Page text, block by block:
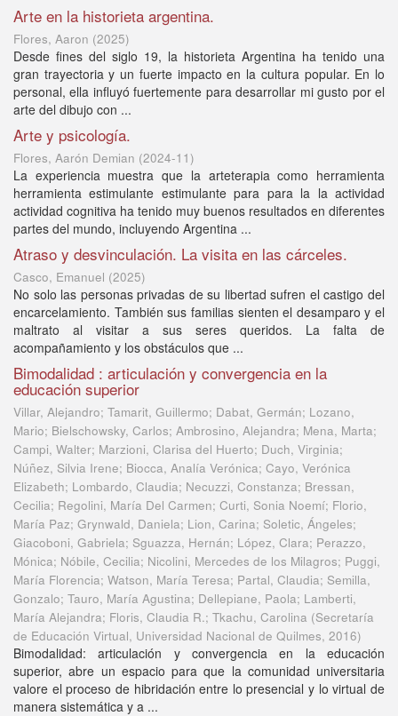
Arte en la historieta argentina.
Flores, Aaron (2025)
Desde fines del siglo 19, la historieta Argentina ha tenido una
gran trayectoria y un fuerte impacto en la cultura popular. En lo
personal, ella influyó fuertemente para desarrollar mi gusto por el
arte del dibujo con ...
Arte y psicología.
Flores, Aarón Demian (2024-11)
La experiencia muestra que la arteterapia como herramienta
herramienta estimulante estimulante para para la la actividad
actividad cognitiva ha tenido muy buenos resultados en diferentes
partes del mundo, incluyendo Argentina ...
Atraso y desvinculación. La visita en las cárceles.
Casco, Emanuel (2025)
No solo las personas privadas de su libertad sufren el castigo del
encarcelamiento. También sus familias sienten el desamparo y el
maltrato al visitar a sus seres queridos. La falta de
acompañamiento y los obstáculos que ...
Bimodalidad : articulación y convergencia en la
educación superior
Villar, Alejandro; Tamarit, Guillermo; Dabat, Germán; Lozano,
Mario; Bielschowsky, Carlos; Ambrosino, Alejandra; Mena, Marta;
Campi, Walter; Marzioni, Clarisa del Huerto; Duch, Virginia;
Núñez, Silvia Irene; Biocca, Analía Verónica; Cayo, Verónica
Elizabeth; Lombardo, Claudia; Necuzzi, Constanza; Bressan,
Cecilia; Regolini, María Del Carmen; Curti, Sonia Noemí; Florio,
María Paz; Grynwald, Daniela; Lion, Carina; Soletic, Ángeles;
Giacoboni, Gabriela; Sguazza, Hernán; López, Clara; Perazzo,
Mónica; Nóbile, Cecilia; Nicolini, Mercedes de los Milagros; Puggi,
María Florencia; Watson, María Teresa; Partal, Claudia; Semilla,
Gonzalo; Tauro, María Agustina; Dellepiane, Paola; Lamberti,
María Alejandra; Floris, Claudia R.; Tkachu, Carolina (Secretaría
de Educación Virtual, Universidad Nacional de Quilmes, 2016)
Bimodalidad: articulación y convergencia en la educación
superior, abre un espacio para que la comunidad universitaria
valore el proceso de hibridación entre lo presencial y lo virtual de
manera sistemática y a ...